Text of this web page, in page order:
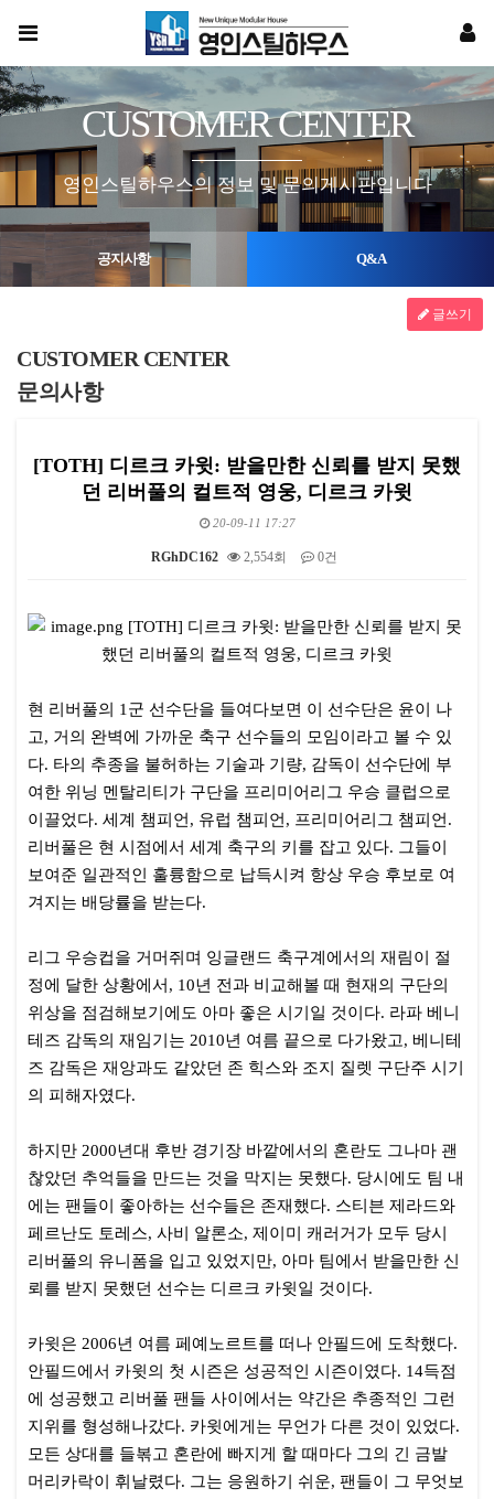
CUSTOMER CENTER
영인스틸하우스의 정보 및 문의게시판입니다
공지사항 Q&A
CUSTOMER CENTER
문의사항
글쓰기
[TOTH] 디르크 카윗: 받을만한 신뢰를 받지 못했
던 리버풀의 컬트적 영웅, 디르크 카윗
20-09-11 17:27
RGhDC162 2,554회 0건
본문
현 리버풀의 1군 선수단을 들여다보면 이 선수단은 윤이 나
고, 거의 완벽에 가까운 축구 선수들의 모임이라고 볼 수 있
다. 타의 추종을 불허하는 기술과 기량, 감독이 선수단에 부
여한 위닝 멘탈리티가 구단을 프리미어리그 우승 클럽으로
이끌었다. 세계 챔피언, 유럽 챔피언, 프리미어리그 챔피언.
리버풀은 현 시점에서 세계 축구의 키를 잡고 있다. 그들이
보여준 일관적인 훌륭함으로 납득시켜 항상 우승 후보로 여
겨지는 배당률을 받는다.
리그 우승컵을 거머쥐며 잉글랜드 축구계에서의 재림이 절
정에 달한 상황에서, 10년 전과 비교해볼 때 현재의 구단의
위상을 점검해보기에도 아마 좋은 시기일 것이다. 라파 베니
테즈 감독의 재임기는 2010년 여름 끝으로 다가왔고, 베니테
즈 감독은 재앙과도 같았던 존 힉스와 조지 질렛 구단주 시기
의 피해자였다.
하지만 2000년대 후반 경기장 바깥에서의 혼란도 그나마 괜
찮았던 추억들을 만드는 것을 막지는 못했다. 당시에도 팀 내
에는 팬들이 좋아하는 선수들은 존재했다. 스티븐 제라드와
페르난도 토레스, 사비 알론소, 제이미 캐러거가 모두 당시
리버풀의 유니폼을 입고 있었지만, 아마 팀에서 받을만한 신
뢰를 받지 못했던 선수는 디르크 카윗일 것이다.
카윗은 2006년 여름 페예노르트를 떠나 안필드에 도착했다.
안필드에서 카윗의 첫 시즌은 성공적인 시즌이였다. 14득점
에 성공했고 리버풀 팬들 사이에서는 약간은 추종적인 그런
지위를 형성해나갔다. 카윗에게는 무언가 다른 것이 있었다.
모든 상대를 들볶고 혼란에 빠지게 할 때마다 그의 긴 금발
머리카락이 휘날렸다. 그는 응원하기 쉬운, 팬들이 그 무엇보